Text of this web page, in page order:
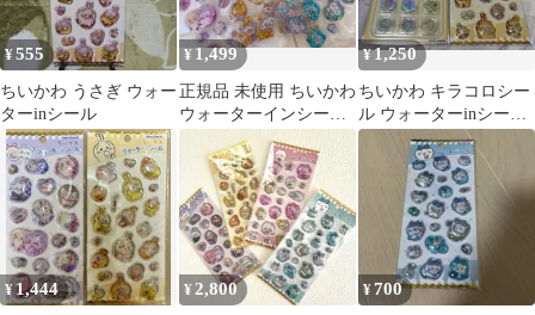
¥555
ちいかわ うさぎ ウォー
ターinシール
¥1,499
正規品 未使用 ちいかわ
ウォーターインシール
コンプリート
¥1,250
ちいかわ キラコロシー
ル ウォーターinシール
2種セット うさぎ
¥1,444 ¥2,800 ¥700